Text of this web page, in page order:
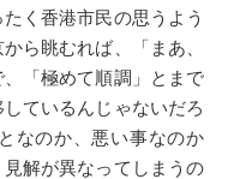
く香港市民の思うよう
ら眺むれば、「まあ、
「極めて順調」とまで
ているんじゃないだろ
なのか、悪い事なのか
解が異なってしまうの